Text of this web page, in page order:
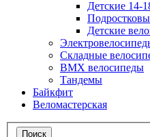
Детские 14-
Детские
Складные
BMX велосипеды
Тандемы
Байкфит
Веломастерская